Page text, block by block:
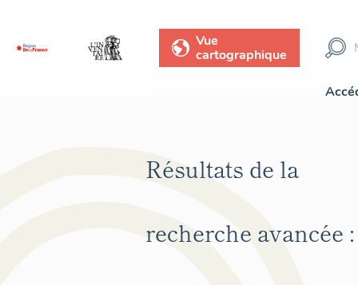
Vue
cartographique
Résultats de la
recherche avancée :